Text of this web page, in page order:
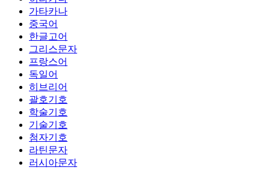
가타카나
중국어
한글고어
그리스문자
프랑스어
독일어
히브리어
괄호기호
학술기호
기술기호
첨자기호
라틴문자
러시아문자